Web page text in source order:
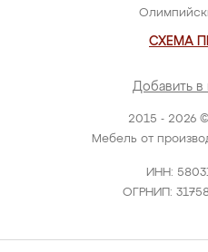
2015 - 2026
Мебель от
ИНН:
ОГРНИП:
СХЕМА
Добавить в